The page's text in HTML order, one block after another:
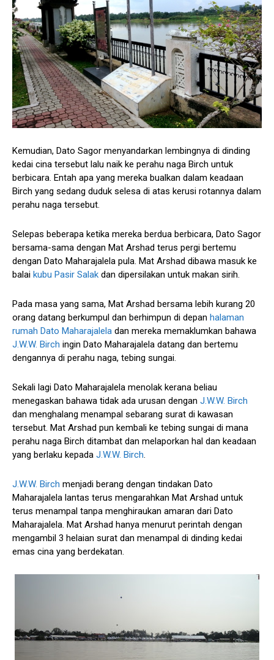
Kemudian, Dato Sagor menyandarkan lembingnya di dinding
kedai cina tersebut lalu naik ke perahu naga Birch untuk
berbicara. Entah apa yang mereka bualkan dalam keadaan
Birch yang sedang duduk selesa di atas kerusi rotannya dalam
perahu naga tersebut.
Selepas beberapa ketika mereka berdua berbicara, Dato Sagor
bersama-sama dengan Mat Arshad terus pergi bertemu
dengan Dato Maharajalela pula. Mat Arshad dibawa masuk ke
balai kubu Pasir Salak dan dipersilakan untuk makan sirih.
Pada masa yang sama, Mat Arshad bersama lebih kurang 20
orang datang berkumpul dan berhimpun di depan halaman
rumah Dato Maharajalela dan mereka memaklumkan bahawa
J.W.W. Birch ingin Dato Maharajalela datang dan bertemu
dengannya di perahu naga, tebing sungai.
Sekali lagi Dato Maharajalela menolak kerana beliau
menegaskan bahawa tidak ada urusan dengan J.W.W. Birch
dan menghalang menampal sebarang surat di kawasan
tersebut. Mat Arshad pun kembali ke tebing sungai di mana
perahu naga Birch ditambat dan melaporkan hal dan keadaan
yang berlaku kepada J.W.W. Birch.
J.W.W. Birch menjadi berang dengan tindakan Dato
Maharajalela lantas terus mengarahkan Mat Arshad untuk
terus menampal tanpa menghiraukan amaran dari Dato
Maharajalela. Mat Arshad hanya menurut perintah dengan
mengambil 3 helaian surat dan menampal di dinding kedai
emas cina yang berdekatan.